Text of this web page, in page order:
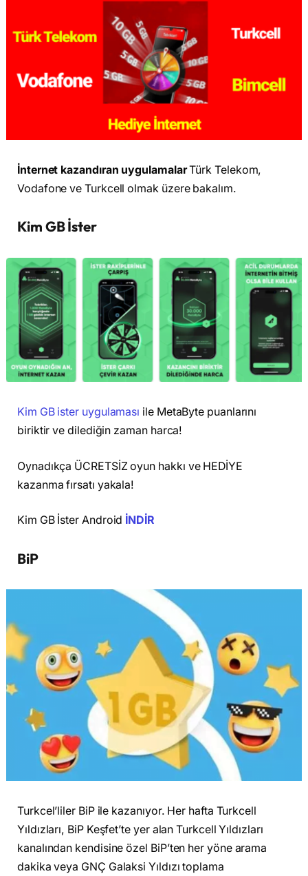
İnternet kazandıran uygulamalarTürk Telekom,
Vodafone ve Turkcell olmak üzere bakalım.
Kim GB İster
Kim GB ister uygulaması ile MetaByte puanlarını
biriktir ve dilediğin zaman harca!
Oynadıkça ÜCRETSİZ oyun hakkı ve HEDİYE
kazanma fırsatı yakala!
Kim GB İster Android İNDİR
BiP
Turkcel’liler BiP ile kazanıyor. Her hafta Turkcell
Yıldızları, BiP Keşfet’te yer alan Turkcell Yıldızları
kanalından kendisine özel BiP’ten her yöne arama
dakika veya GNÇ Galaksi Yıldızı toplama